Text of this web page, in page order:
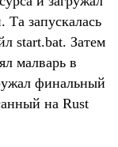
Та запускалась
start.bat. Затем
малварь в
финальный
на Rust